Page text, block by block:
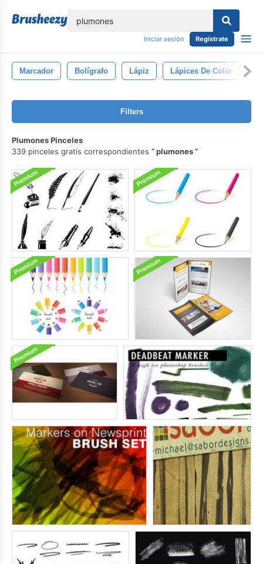
Iniciar sesión Regístrate
Marcador Bolígrafo Lápiz Lápices De Color
Filters
Plumones Pinceles
339 pinceles gratis correspondientes
plumones